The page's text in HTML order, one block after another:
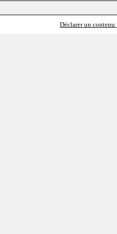
Déclarer un